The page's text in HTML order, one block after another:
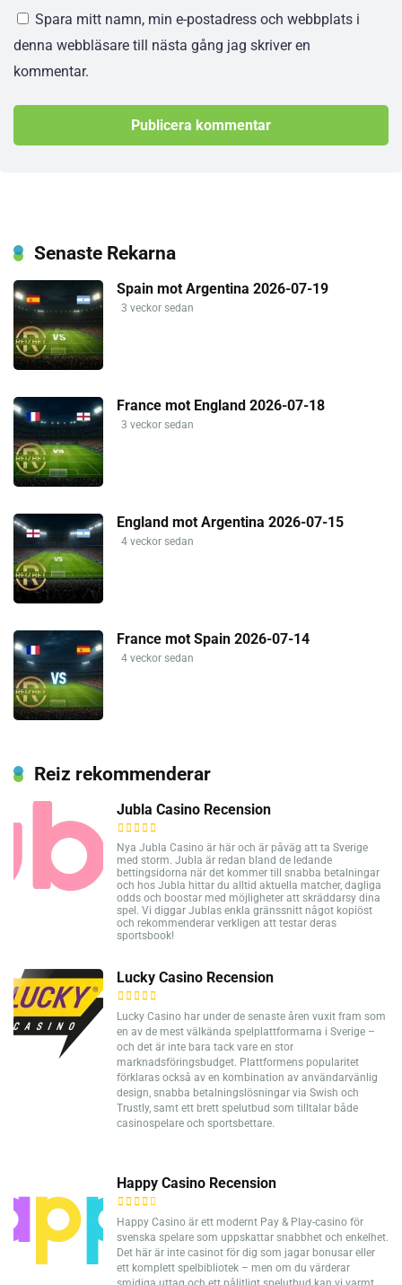
Spara mitt namn, min e-postadress och webbplats i
denna webbläsare till nästa gång jag skriver en
kommentar.
Senaste Rekarna
Spain mot Argentina 2026-07-19
3 veckor sedan
France mot England 2026-07-18
3 veckor sedan
England mot Argentina 2026-07-15
4 veckor sedan
France mot Spain 2026-07-14
4 veckor sedan
Reiz rekommenderar
Jubla Casino Recension
Nya Jubla Casino är här och är påväg att ta Sverige
med storm. Jubla är redan bland de ledande
bettingsidorna när det kommer till snabba betalningar
och hos Jubla hittar du alltid aktuella matcher, dagliga
odds och boostar med möjligheter att skräddarsy dina
spel. Vi diggar Jublas enkla gränssnitt något kopiöst
och rekommenderar verkligen att testar deras
sportsbook!
Lucky Casino Recension
Lucky Casino har under de senaste åren vuxit fram som
en av de mest välkända spelplattformarna i Sverige –
och det är inte bara tack vare en stor
marknadsföringsbudget. Plattformens popularitet
förklaras också av en kombination av användarvänlig
design, snabba betalningslösningar via Swish och
Trustly, samt ett brett spelutbud som tilltalar både
casinospelare och sportsbettare.
Happy Casino Recension
Happy Casino är ett modernt Pay & Play-casino för
svenska spelare som uppskattar snabbhet och enkelhet.
Det här är inte casinot för dig som jagar bonusar eller
ett komplett spelbibliotek – men om du värderar